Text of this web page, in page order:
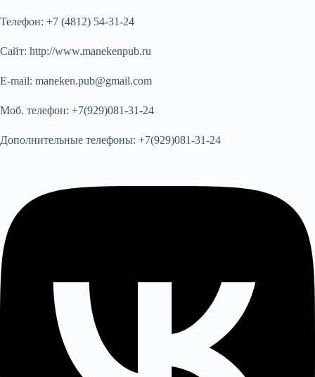
Телефон: +7 (4812) 54-31-24
Сайт: http://www.manekenpub.ru
E-mail: maneken.pub@gmail.com
Моб. телефон: +7(929)081-31-24
Дополнительные телефоны: +7(929)081-31-24